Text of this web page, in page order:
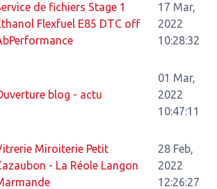
de fichiers Stage 1
Flexfuel E85 DTC off
17 Mar,
2022
10:28:32
blog - actu
01 Mar,
2022
10:47:11
Miroiterie Petit
- La Réole Langon
28 Feb,
2022
12:26:27